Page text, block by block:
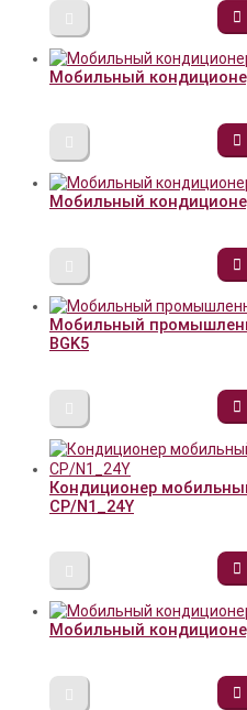
Мобильный
Мобильный
Мобильный
BGK5
Кондиционер
CP/N1_24Y
Мобильный